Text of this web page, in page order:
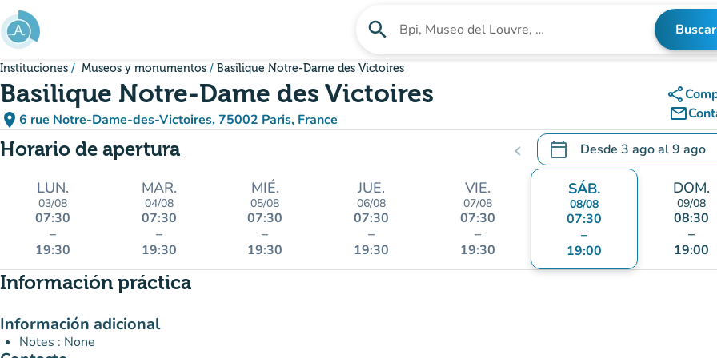
Ir al contenido principal
search Buscar un establecimiento Buscar
Instituciones Museos y monumentos Basilique Notre-Dame des Victoires
Basilique Notre-Dame des Victoires
place 6 rue Notre-Dame-des-Victoires, 75002 Paris, France
(abrir en Google Maps)
(nueva pestaña)
share
mail_outline
Horario de apertura chevron_left calendar_today Desde 3 agoal9 ago
.Abra el calendario para
LUN.
03/08
07:30
–
19:30
MAR.
04/08
07:30
–
19:30
MIÉ.
05/08
07:30
–
19:30
JUE.
06/08
07:30
–
19:30
VIE.
07/08
07:30
–
19:30
SÁB.
08/08
07:30
–
19:00
DOM.
09/08
08:30
–
19:00
Información práctica
Información adicional
Notes : None